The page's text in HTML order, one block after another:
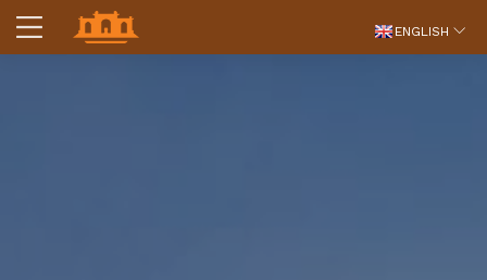
ENGLISH